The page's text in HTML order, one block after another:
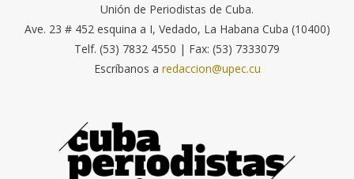
Unión de Periodistas de Cuba.
Ave. 23 # 452 esquina a I, Vedado, La Habana Cuba (10400)
Telf. (53) 7832 4550 | Fax: (53) 7333079
Escríbanos a redaccion@upec.cu